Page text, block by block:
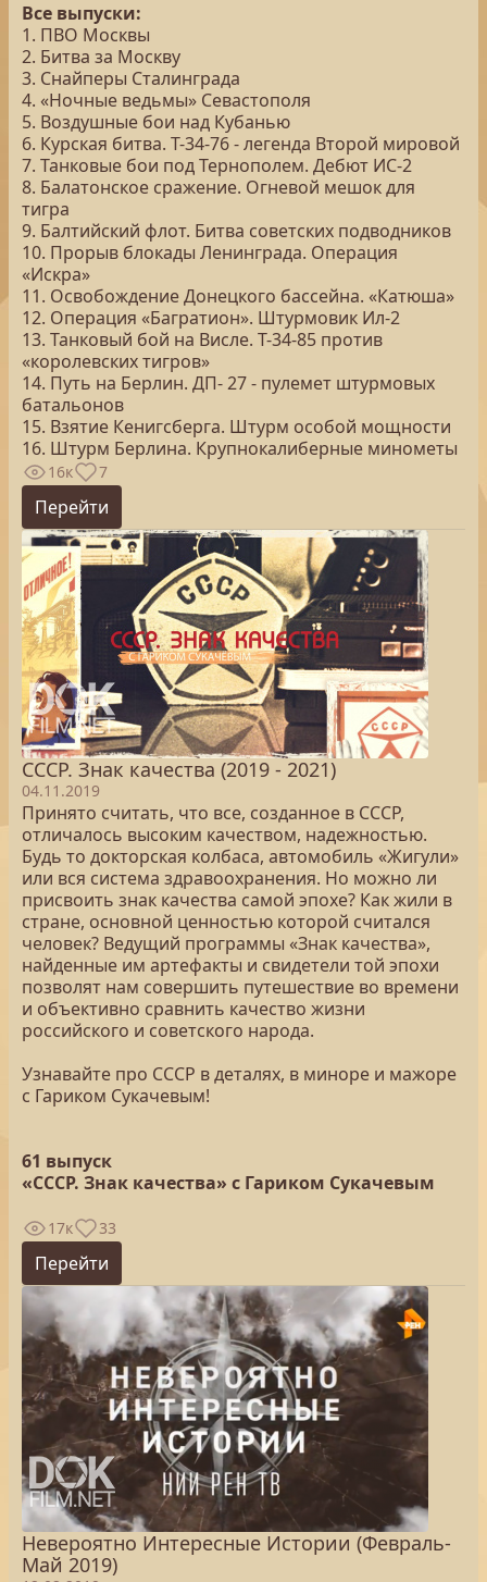
Все выпуски:
1. ПВО Москвы
2. Битва за Москву
3. Снайперы Сталинграда
4. «Ночные ведьмы» Севастополя
5. Воздушные бои над Кубанью
6. Курская битва. Т-34-76 - легенда Второй мировой
7. Танковые бои под Тернополем. Дебют ИС-2
8. Балатонское сражение. Огневой мешок для
тигра
9. Балтийский флот. Битва советских подводников
10. Прорыв блокады Ленинграда. Операция
«Искра»
11. Освобождение Донецкого бассейна. «Катюша»
12. Операция «Багратион». Штурмовик Ил-2
13. Танковый бой на Висле. Т-34-85 против
«королевских тигров»
14. Путь на Берлин. ДП- 27 - пулемет штурмовых
батальонов
15. Взятие Кенигсберга. Штурм особой мощности
16. Штурм Берлина. Крупнокалиберные минометы
16к 7
Перейти
СССР. Знак качества (2019 - 2021)
04.11.2019
Принято считать, что все, созданное в СССР,
отличалось высоким качеством, надежностью.
Будь то докторская колбаса, автомобиль «Жигули»
или вся система здравоохранения. Но можно ли
присвоить знак качества самой эпохе? Как жили в
стране, основной ценностью которой считался
человек? Ведущий программы «Знак качества»,
найденные им артефакты и свидетели той эпохи
позволят нам совершить путешествие во времени
и объективно сравнить качество жизни
российского и советского народа.
Узнавайте про СССР в деталях, в миноре и мажоре
с Гариком Сукачевым!
61 выпуск
«СССР. Знак качества» с Гариком Сукачевым
17к 33
Перейти
Невероятно Интересные Истории (Февраль-
Май 2019)